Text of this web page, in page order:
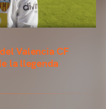
Valencia CF
la llegenda